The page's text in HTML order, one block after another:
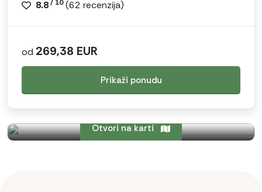
8.8/ 10(62 recenzija)
od 269,38 EUR
Prikaži ponudu
Otvori na karti